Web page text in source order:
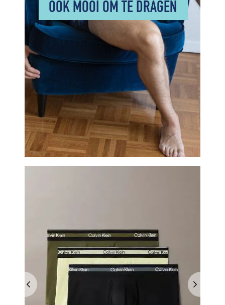
OOK MOOI OM TE DRAGEN